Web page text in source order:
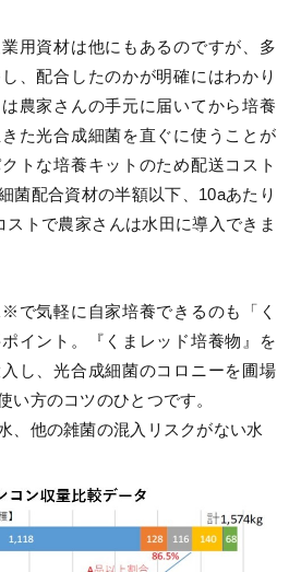
用資材は他にもあるのですが、多
、配合したのかが明確にはわかり
農家さんの手元に届いてから培養
た光合成細菌を直ぐに使うことが
トな培養キットのため配送コスト
菌配合資材の半額以下、10aあたり
トで農家さんは水田に導入できま
で気軽に自家培養できるのも「く
イント。『くまレッド培養物』を
し、光合成細菌のコロニーを圃場
い方のコツのひとつです。
、他の雑菌の混入リスクがない水